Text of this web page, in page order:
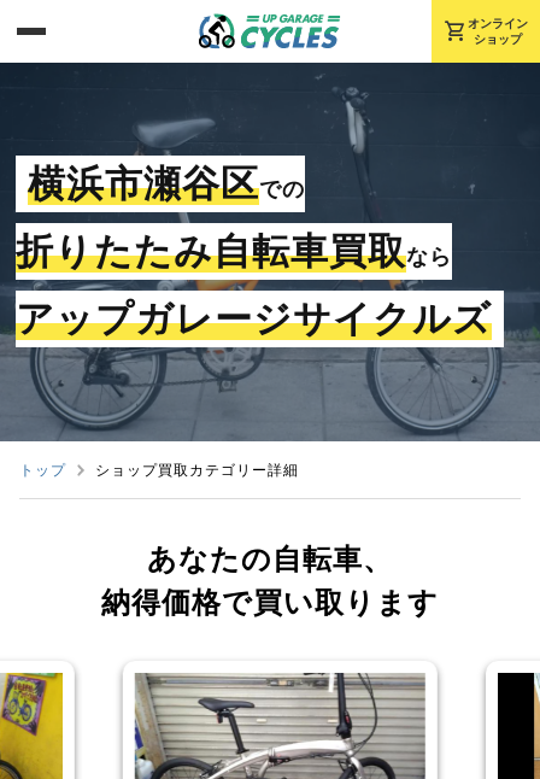
shopping_cart オンライン
ショップ
横浜市瀬谷区での
折りたたみ自転車買取なら
アップガレージサイクルズ
トップ ショップ買取カテゴリー詳細
あなたの自転車、
納得価格で買い取ります